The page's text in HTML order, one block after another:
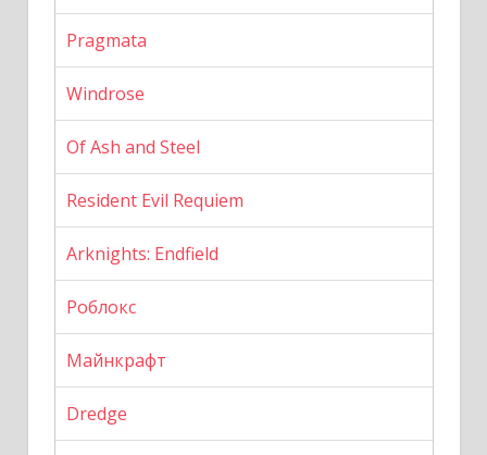
Pragmata
Windrose
Of Ash and Steel
Resident Evil Requiem
Arknights: Endfield
Роблокс
Майнкрафт
Dredge